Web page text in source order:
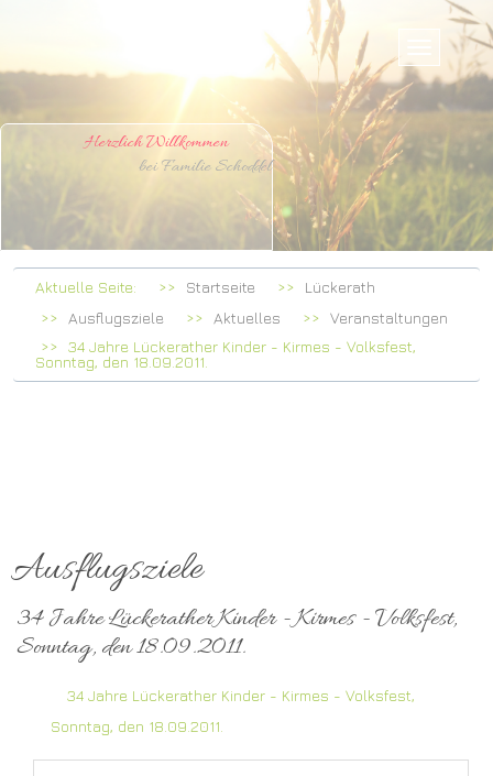
Herzlich Willkommen
bei Familie Schoddel
Aktuelle Seite: Startseite
Lückerath
Ausflugsziele
Aktuelles
Veranstaltungen
34 Jahre Lückerather Kinder - Kirmes - Volksfest,
Sonntag, den 18.09.2011.
Ausflugsziele
34 Jahre Lückerather Kinder - Kirmes - Volksfest,
Sonntag, den 18.09.2011.
34 Jahre Lückerather Kinder - Kirmes - Volksfest,
Sonntag, den 18.09.2011.